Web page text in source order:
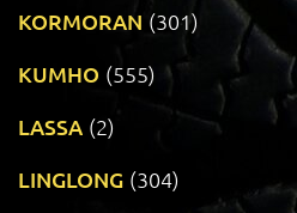
KORMORAN (301)
KUMHO (555)
LASSA (2)
LINGLONG (304)